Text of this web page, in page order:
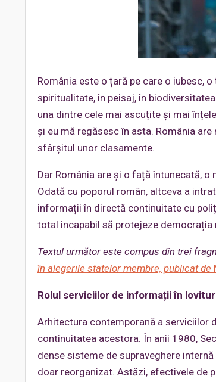
România este o țară pe care o iubesc,
spiritualitate, în peisaj, în
una dintre cele mai ascuțite și mai
și eu mă regăsesc în asta. România
sfârșitul unor clasamente.
Dar România are și o față întunecată,
Odată cu poporul român, altceva a
informații în directă continuitate cu
total incapabil să protejeze democrația
Textul următor este compus din trei
în alegerile statelor membre, publicat de
Rolul serviciilor de informații în
Arhitectura contemporană a serviciilor
continuitatea acestora. În anii 1980,
dense sisteme de supraveghere
doar reorganizat. Astăzi, efectivele de